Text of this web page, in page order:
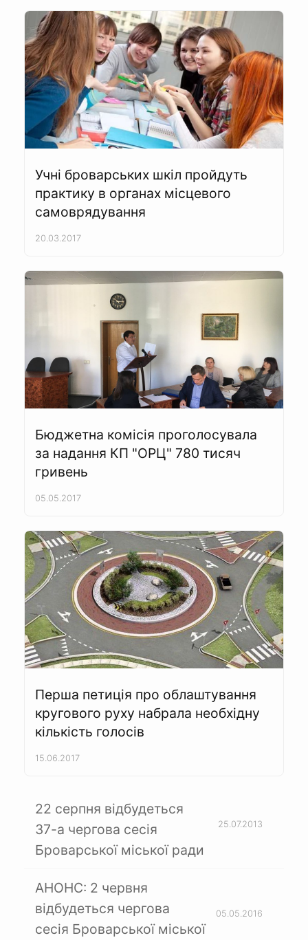
Учні броварських шкіл пройдуть
практику в органах місцевого
самоврядування
20.03.2017
Бюджетна комісія проголосувала
за надання КП "ОРЦ" 780 тисяч
гривень
05.05.2017
Перша петиція про облаштування
кругового руху набрала необхідну
кількість голосів
15.06.2017
22 серпня відбудеться
37-а чергова сесія
Броварської міської ради
25.07.2013
АНОНС: 2 червня
відбудеться чергова
сесія Броварської міської
05.05.2016